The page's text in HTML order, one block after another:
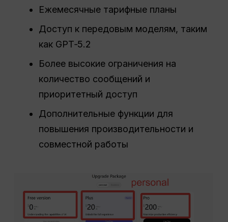
Ежемесячные тарифные планы
Доступ к передовым моделям, таким
как GPT‑5.2
Более высокие ограничения на
количество сообщений и
приоритетный доступ
Дополнительные функции для
повышения производительности и
совместной работы